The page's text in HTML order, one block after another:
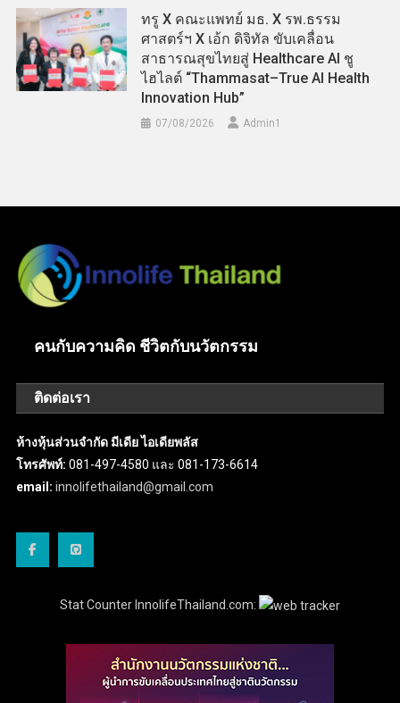
ทรู X คณะแพทย์ มธ. X รพ.ธรรม
ศาสตร์ฯ X เอ้ก ดิจิทัล ขับเคลื่อน
สาธารณสุขไทยสู่ Healthcare AI ชู
ไฮไลต์ “Thammasat–True AI Health
Innovation Hub”
07/08/2026 Admin​1
คนกับความคิด ชีวิตกับนวัตกรรม
ติดต่อเรา
ห้างหุ้นส่วนจำกัด มีเดีย ไอเดียพลัส
โทรศัพท์: 081-497-4580 และ 081-173-6614
email: innolifethailand@gmail.com
Stat Counter InnolifeThailand.com: